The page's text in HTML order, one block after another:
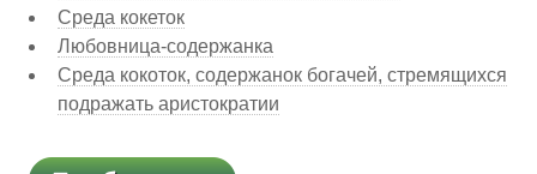
Среда кокеток
Любовница-содержанка
Среда кокоток, содержанок богачей, стремящихся
подражать аристократии